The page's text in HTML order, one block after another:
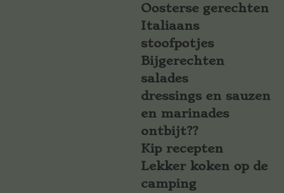
Oosterse gerechten
Italiaans
stoofpotjes
Bijgerechten
salades
dressings en sauzen
en marinades
ontbijt??
Kip recepten
Lekker koken op de
camping